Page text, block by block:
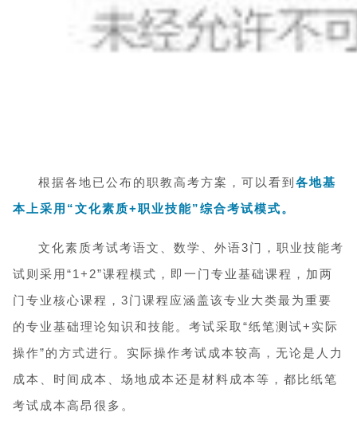
根据各地已公布的职教高考方案，可以看到 各地基
本上采用“文化素质+职业技能”综合考试模式。
文化素质考试考语文、数学、外语3门，职业技能考
试则采用“1+2”课程模式，即一门专业基础课程，加两
门专业核心课程，3门课程应涵盖该专业大类最为重要
的专业基础理论知识和技能。考试采取“纸笔测试+实际
操作”的方式进行。实际操作考试成本较高，无论是人力
成本、时间成本、场地成本还是材料成本等，都比纸笔
考试成本高昂很多。